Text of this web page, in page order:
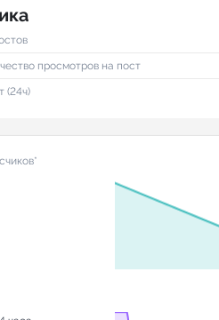
просмотров на пост
(24ч)